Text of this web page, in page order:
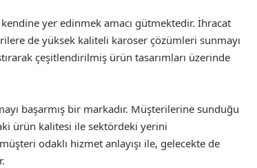
yer edinmek amacı gütmektedir. İhracat
de yüksek kaliteli karoser çözümleri sunmayı
çeşitlendirilmiş ürün tasarımları üzerinde
başarmış bir markadır. Müşterilerine sunduğu
ürün kalitesi ile sektördeki yerini
odaklı hizmet anlayışı ile, gelecekte de